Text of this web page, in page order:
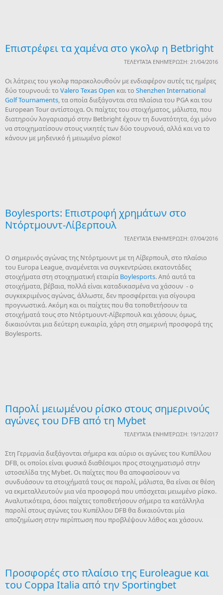
Επιστρέφει τα χαμένα στο γκολφ η Betbright
ΤΕΛΕΥΤΑΊΑ ΕΝΗΜΈΡΩΣΗ: 21/04/2016
Οι λάτρεις του γκολφ παρακολουθούν με ενδιαφέρον αυτές τις ημέρες
δύο τουρνουά: το Valero Texas Open και το Shenzhen International
Golf Tournaments, τα οποία διεξάγονται στα πλαίσια του PGA και του
European Tour αντίστοιχα. Οι παίχτες του στοιχήματος, μάλιστα, που
διατηρούν λογαριασμό στην Betbright έχουν τη δυνατότητα, όχι μόνο
να στοιχηματίσουν στους νικητές των δύο τουρνουά, αλλά και να το
κάνουν με μηδενικό ή μειωμένο ρίσκο!
Boylesports: Επιστροφή χρημάτων στο
Ντόρτμουντ-Λίβερπουλ
ΤΕΛΕΥΤΑΊΑ ΕΝΗΜΈΡΩΣΗ: 07/04/2016
Ο σημερινός αγώνας της Ντόρτμουντ με τη Λίβερπουλ, στο πλαίσιο
του Europa League, αναμένεται να συγκεντρώσει εκατοντάδες
στοιχήματα στη στοιχηματική εταιρία Boylesports. Από αυτά τα
στοιχήματα, βέβαια, πολλά είναι καταδικασμένα να χάσουν - ο
συγκεκριμένος αγώνας, άλλωστε, δεν προσφέρεται για σίγουρα
προγνωστικά. Ακόμη και οι παίχτες που θα τοποθετήσουν τα
στοιχήματά τους στο Ντόρτμουντ-Λίβερπουλ και χάσουν, όμως,
δικαιούνται μια δεύτερη ευκαιρία, χάρη στη σημερινή προσφορά της
Boylesports.
Παρολί μειωμένου ρίσκο στους σημερινούς
αγώνες του DFB από τη Mybet
ΤΕΛΕΥΤΑΊΑ ΕΝΗΜΈΡΩΣΗ: 19/12/2017
Στη Γερμανία διεξάγονται σήμερα και αύριο οι αγώνες του Κυπέλλου
DFB, οι οποίοι είναι φυσικά διαθέσιμοι προς στοιχηματισμό στην
ιστοσελίδα της Mybet. Οι παίχτες που θα αποφασίσουν να
συνδυάσουν τα στοιχήματά τους σε παρολί, μάλιστα, θα είναι σε θέση
να εκμεταλλευτούν μια νέα προσφορά που υπόσχεται μειωμένο ρίσκο.
Αναλυτικότερα, όσοι παίχτες τοποθετήσουν σήμερα τα κατάλληλα
παρολί στους αγώνες του Κυπέλλου DFB θα δικαιούνται μία
αποζημίωση στην περίπτωση που προβλέψουν λάθος και χάσουν.
Προσφορές στο πλαίσιο της Euroleague και
του Coppa Italia από την Sportingbet